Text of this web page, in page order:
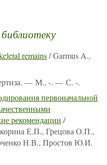
remains/ Garmus A.,
— М., -. — С. -.
первоначальной
рекомендации /
Е.П., Грецова О.П.,
Н.В., Простов Ю.И.